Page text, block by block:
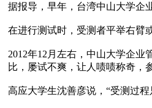
据报导，早年，台湾中山大学企
在进行测试时，受测者平举右臂
2012年12月左右，中山大学企
比，屡试不爽，让人啧啧称奇，
高应大学生沈善彦说，“受测过